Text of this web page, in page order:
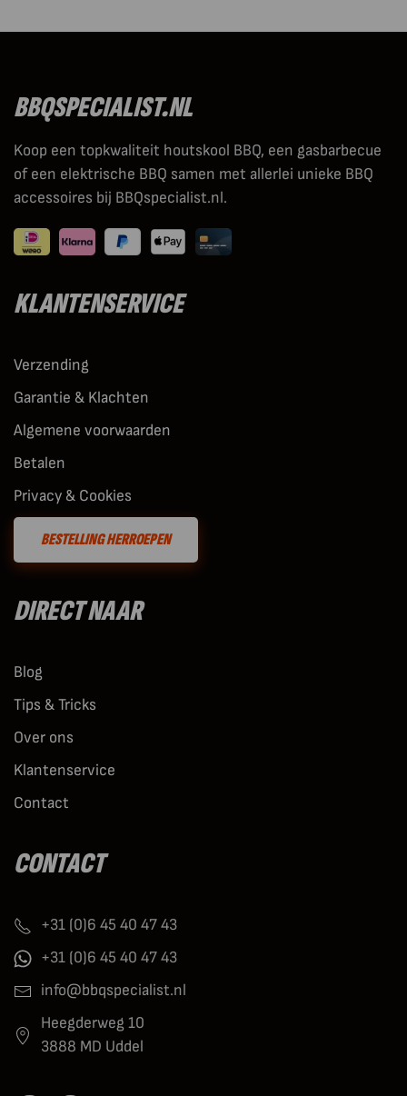
BBQSPECIALIST.NL
Koop een topkwaliteit houtskool BBQ, een gasbarbecue
of een elektrische BBQ samen met allerlei unieke BBQ
accessoires bij BBQspecialist.nl.
KLANTENSERVICE
Verzending
Garantie & Klachten
Algemene voorwaarden
Betalen
Privacy & Cookies
BESTELLING HERROEPEN
DIRECT NAAR
Blog
Tips & Tricks
Over ons
Klantenservice
Contact
CONTACT
+31 (0)6 45 40 47 43
+31 (0)6 45 40 47 43
info@bbqspecialist.nl
Heegderweg 10
3888 MD Uddel